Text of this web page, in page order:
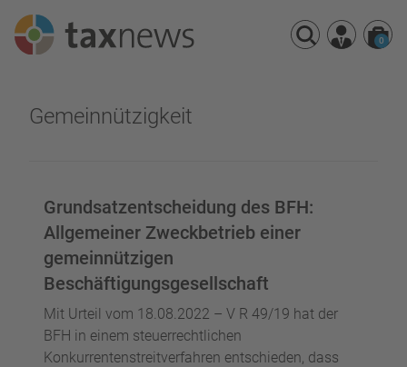
Seminare
0
Gemeinnützigkeit
Grundsatzentscheidung des BFH:
Allgemeiner Zweckbetrieb einer
gemeinnützigen
Beschäftigungsgesellschaft
Mit Urteil vom 18.08.2022 – V R 49/19 hat der
BFH in einem steuerrechtlichen
Konkurrentenstreitverfahren entschieden, dass